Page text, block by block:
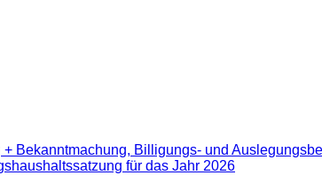
Bekanntmachung, Billigungs- und
für das Jahr 2026